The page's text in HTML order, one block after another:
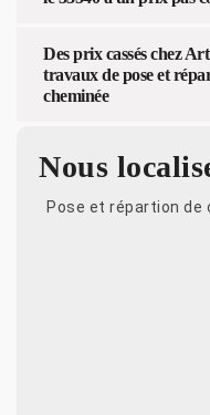
Des prix cassés chez
travaux de pose et
cheminée
Nous
Pose et répartion de